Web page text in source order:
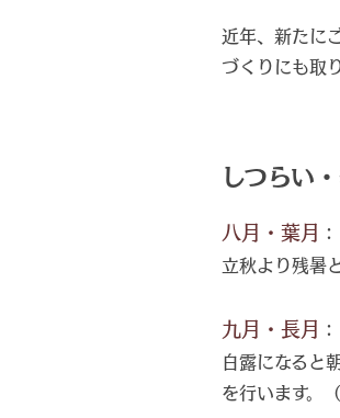
近年、新たに
づくりにも取
しつらい
八月・葉月
：
立秋より残暑
九月・長月
：
白露になると
を行います。（